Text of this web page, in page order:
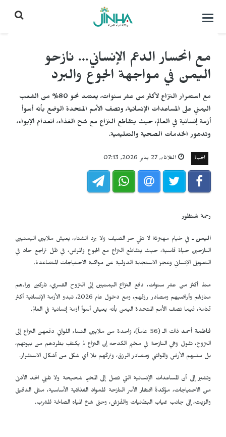
التحكم
مع انحسار الدعم الإنساني... نازحو
اليمن في مواجهة الجوع والبرد
مع استمرار النزاع لأكثر من عشر سنوات، يعتمد نحو 80% من الشعب
اليمني على المساعدات الإنسانية، وتصف الأمم المتحدة الوضع بأنه أسوأ
أزمة إنسانية في العالم، حيث يتقاطع النزاع مع شح الغذاء، انعدام الإيواء،
وتدهور الخدمات الصحية والتعليمية.
الحياة الثلاثاء, 27 يناير 2026, 07:13
رحمة شنظور
اليمن ـ في خيام مهترئة لا تقي حر الصيف ولا برد الشتاء، يعيش ملايين اليمنيين
النازحين حياة قاسية، حيث يتقاطع النزاع مع الجوع والمرض، في ظل تراجع حاد في
التمويل الإنساني وعجز الاستجابة الدولية عن مواكبة الاحتياجات المتصاعدة.
منذ أكثر من عشر سنوات، دفع النزاع اليمنيين إلى النزوح القسري، تاركين وراءهم
منازلهم وأراضيهم ومصادر رزقهم، ومع دخول عام 2026، تبدو الأزمة الإنسانية أكثر
قتامة، فيما تصف الأمم المتحدة اليمن بأنه يعيش أسوأ أزمة إنسانية في العالم.
فاطمة أحمد
ذات الـ (56 عاماً)، واحدة من ملايين النساء اللواتي دفعهن النزاع إلى
النزوح، تقول وهي النازحة في مخيم الكدحه إن النزاع لم يكتفِ بطردهم من بيوتهم،
بل سلبهم الأرض والمواشي ومصادر الرزق، وتركَهم بلا أي شكل من أشكال الاستقرار.
وتشير إلى أن المساعدات الإنسانية التي تصل إلى المخيم شحيحة ولا تلبّي الحد الأدنى
من الاحتياجات، مؤكدةً افتقار الأسر النازحة للمواد الغذائية الأساسية، مثل الدقيق
والزيت، إلى جانب غياب البطانيات والفُرُش، وحتى شحّ المياه الصالحة للشرب.